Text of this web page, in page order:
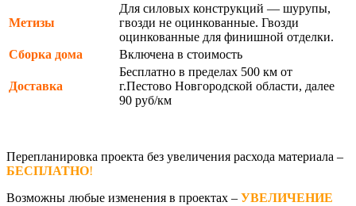
Метизы
Для силовых конструкций — шурупы,
гвозди не оцинкованные. Гвозди
оцинкованные для финишной отделки.
Сборка дома
Включена в стоимость
Доставка
Бесплатно в пределах 500 км от
г.Пестово Новгородской области, далее
90 руб/км
Перепланировка проекта без увеличения расхода материала –
БЕСПЛАТНО!
Возможны любые изменения в проектах – УВЕЛИЧЕНИЕ